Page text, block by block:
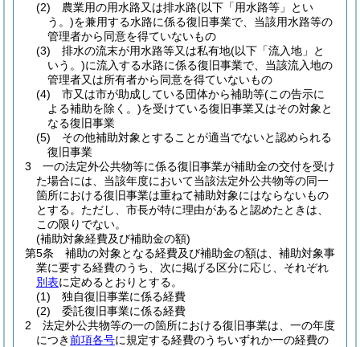
(2)
農業用の用水路又は排水路(以下「用水路等」とい
う。)を兼用する水路に係る復旧事業で、当該用水路等の
管理者から同意を得ていないもの
(3)
排水の流末が用水路等又は私有地(以下「流入地」と
いう。)に流入する水路に係る復旧事業で、当該流入地の
管理者又は所有者から同意を得ていないもの
(4)
市又は市が助成している団体から補助等(この告示に
よる補助を除く。)を受けている復旧事業又はその対象と
なる復旧事業
(5)
その他補助対象とすることが適当でないと認められる
復旧事業
3
一の法定外公共物等に係る復旧事業が補助金の交付を受け
た場合には、当該年度において当該法定外公共物等の同一
箇所における復旧事業は重ねて補助対象にはならないもの
とする。 ただし、市長が特に理由があると認めたときは、
この限りでない。
(補助対象経費及び補助金の額)
第5条
補助の対象となる経費及び補助金の額は、補助対象事
業に要する経費のうち、次に掲げる区分に応じ、それぞれ
別表に定めるとおりとする。
(1)
独自復旧事業に係る経費
(2)
委託復旧事業に係る経費
2
法定外公共物等の一の箇所における復旧事業は、一の年度
につき前項各号に規定する経費のうちいずれか一の経費の